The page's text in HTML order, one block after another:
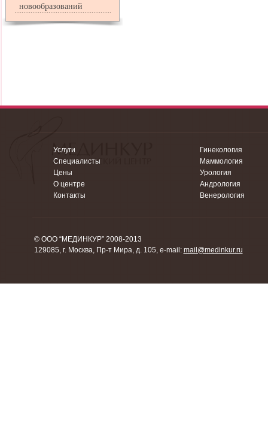
новообразований
Услуги
Специалисты
Цены
О центре
Контакты
Гинекология
Маммология
Урология
Андрология
Венерология
© ООО “МЕДИНКУР” 2008-2013
129085, г. Москва, Пр-т Мира, д. 105, e-mail: mail@medinkur.ru